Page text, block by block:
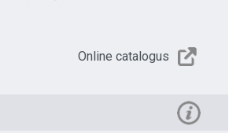
Online catalogus